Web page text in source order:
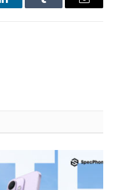
LinkedInTumblr Email